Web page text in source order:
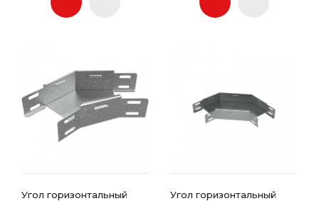
Угол горизонтальный
Угол горизонтальный